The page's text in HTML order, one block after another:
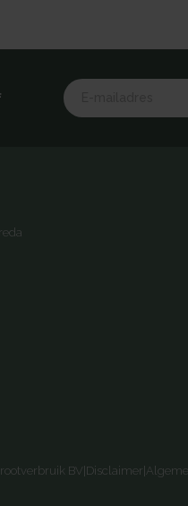
BV|Disclaimer|